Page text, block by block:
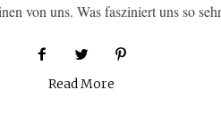
von uns. Was fasziniert uns so
Read More